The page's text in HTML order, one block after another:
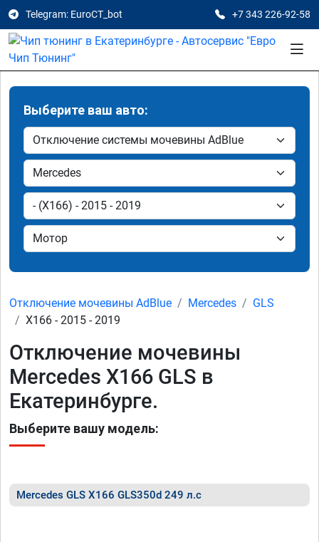
Telegram: EuroCT_bot +7 343 226-92-58
Выберите ваш авто:
Отключение мочевины AdBlue Mercedes
GLS
X166 - 2015 - 2019
Отключение мочевины
Mercedes X166 GLS в
Екатеринбурге.
Выберите вашу модель:
Mercedes GLS X166 GLS350d 249 л.с